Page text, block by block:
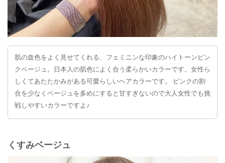
肌の血色をよく見せてくれる、フェミニンな印象のハイトーンピン
クベージュ。日本人の肌色によく合う柔らかいカラーです。女性ら
しくてあたたかみがある可愛らしいヘアカラーです。 ピンクの割
合を少なくベージュを多めにすると甘すぎないので大人女性でも挑
戦しやすいカラーですよ♪
くすみベージュ